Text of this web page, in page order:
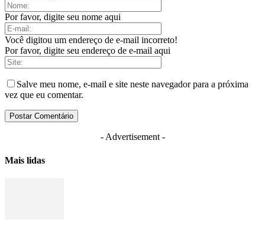
Por favor, digite seu nome aqui
Você digitou um endereço de e-mail incorreto!
Por favor, digite seu endereço de e-mail aqui
Salve meu nome, e-mail e site neste navegador para a próxima
vez que eu comentar.
- Advertisement -
Mais lidas